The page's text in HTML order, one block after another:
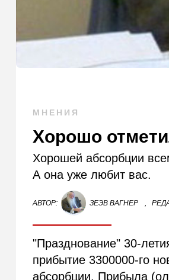
МНЕНИЯ
Хорошо
Хорошей абсорбции
А она уже любит вас.
АВТОР: ЗЕЭВ ВАГНЕР ,
"Празднование" 30-
прибытие 3300000-го
абсорбции. Прибыла